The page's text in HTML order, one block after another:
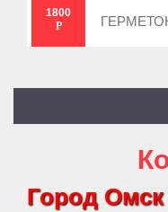
1800
Р
Город Омск